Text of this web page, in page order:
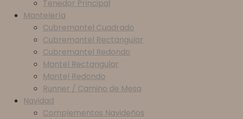
Tenedor Principal
Mantelería
Cubremantel Cuadrado
Cubremantel Rectangular
Cubremantel Redondo
Mantel Rectangular
Mantel Redondo
Runner / Camino de Mesa
Navidad
Complementos Navideños